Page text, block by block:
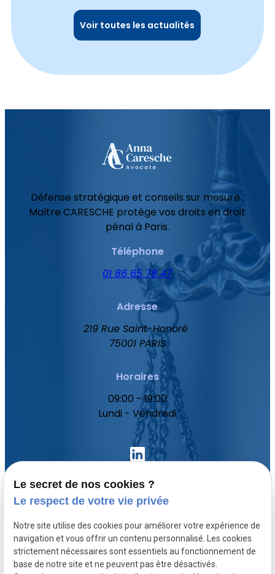
Voir toutes les actualités
Défense stratégique et conseils sur mesure :
Maître CARESCHE protège vos droits en droit
pénal à Paris.
Téléphone
01 86 65 78 47
Adresse
219 Rue Saint-Honoré
75001 PARIS
Horaires
09:00 - 19:00
Lundi - Vendredi
Votre avocat
Domaines de compétence
Le secret de nos cookies ?
Le respect de votre vie privée
Notre site utilise des cookies pour améliorer votre expérience de
navigation et vous offrir un contenu personnalisé. Les cookies
strictement nécessaires sont essentiels au fonctionnement de
base de notre site et ne peuvent pas être désactivés.